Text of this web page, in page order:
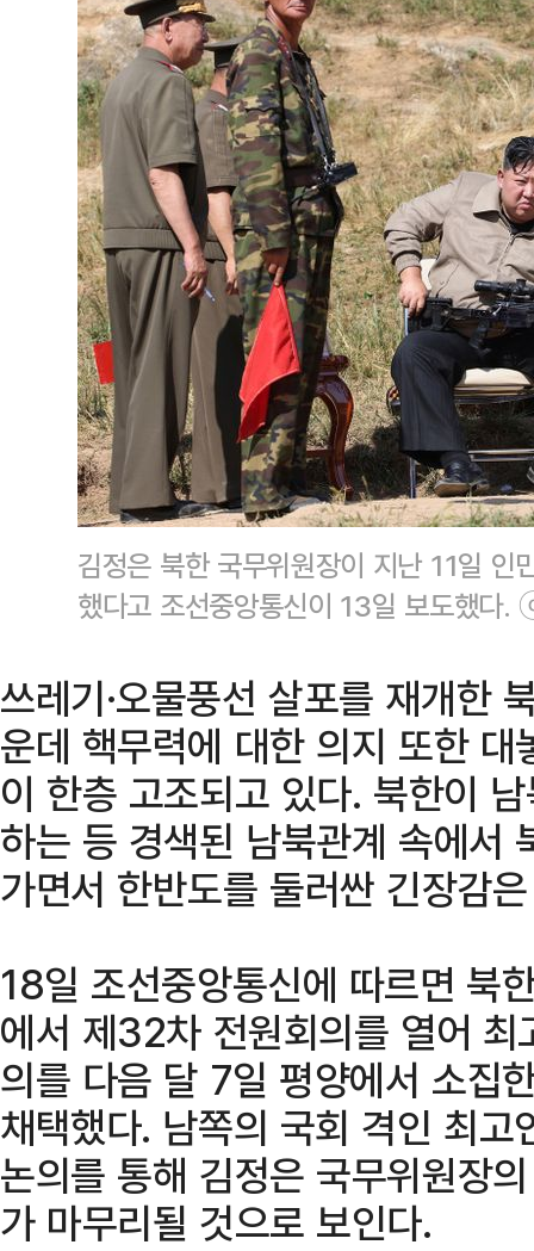
김정은 북한 국무위원장이 지난 11일 인
했다고 조선중앙통신이 13일 보도했다.
쓰레기·오물풍선 살포를 재개한
운데 핵무력에 대한 의지 또한
이 한층 고조되고 있다. 북한이
하는 등 경색된 남북관계 속에서
가면서 한반도를 둘러싼 긴장감
18일 조선중앙통신에 따르면 북
에서 제32차 전원회의를 열어
의를 다음 달 7일 평양에서 소집
채택했다. 남쪽의 국회 격인 최
논의를 통해 김정은 국무위원장
가 마무리될 것으로 보인다.